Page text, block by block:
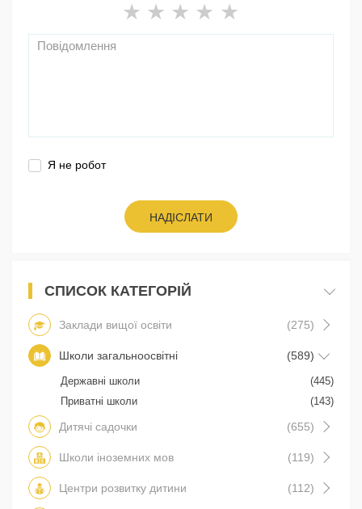
Я не робот
НАДІСЛАТИ
СПИСОК КАТЕГОРІЙ
Заклади вищої освіти (275)
Школи загальноосвітні (589)
Державні школи
(445)
Приватні школи
(143)
Дитячі садочки (655)
Школи іноземних мов (119)
Центри розвитку дитини (112)